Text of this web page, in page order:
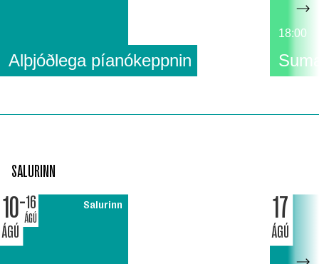
Alþjóðlega píanókeppnin
18:00
SALURINN
10
ÁGÚ
16
ÁGÚ
Salurinn 17
ÁGÚ